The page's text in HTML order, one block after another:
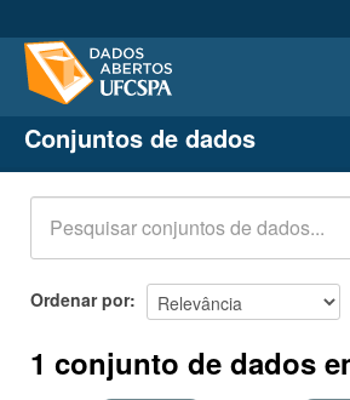
Conjuntos de dados
Organizações
Grupos
Sobre
Conjuntos de dados
Ordenar por
1 conjunto de dados